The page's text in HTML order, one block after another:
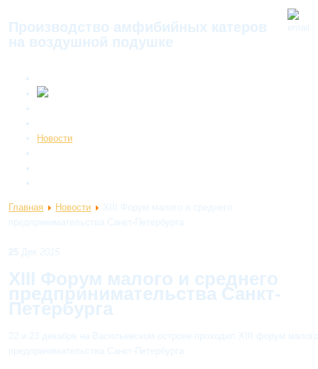
Производство амфибийных катеров
на воздушной подушке
Новости
Главная Новости
XIII Форум малого и среднего
предпринимательства Санкт-Петербурга
25 Дек 2015
XIII Форум малого и среднего
предпринимательства Санкт-
Петербурга
22 и 23 декабря на Васильевском острове проходил XIII форум
предпринимательства Санкт-Петербурга.